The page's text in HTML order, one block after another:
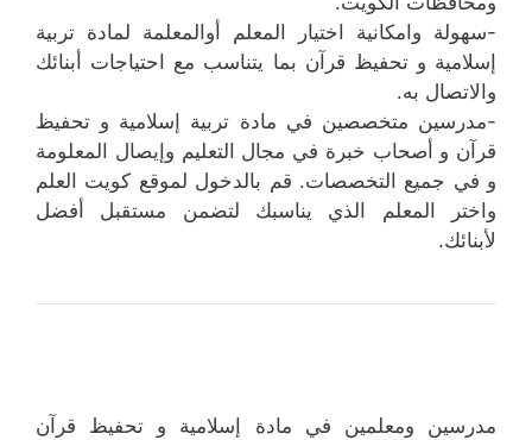
-سهولة وامكانية اختيار المعلم أوالمعلمة لمادة تربية
إسلامية و تحفيظ قرآن بما يتناسب مع احتياجات أبنائك
والاتصال به.
-مدرسين متخصصين في مادة تربية إسلامية و تحفيظ
قرآن و أصحاب خبرة في مجال التعليم وإيصال المعلومة
و في جميع التخصصات. قم بالدخول لموقع كويت العلم
واختر المعلم الذي يناسبك لتضمن مستقبل أفضل
لأبنائك.
مدرسين ومعلمين في مادة إسلامية و تحفيظ قرآن